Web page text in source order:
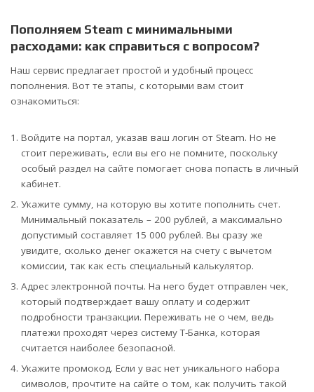
Пополняем Steam с минимальными
расходами: как справиться с вопросом?
Наш сервис предлагает простой и удобный процесс
пополнения. Вот те этапы, с которыми вам стоит
ознакомиться:
Войдите на портал, указав ваш логин от Steam. Но не
стоит переживать, если вы его не помните, поскольку
особый раздел на сайте помогает снова попасть в личный
кабинет.
Укажите сумму, на которую вы хотите пополнить счет.
Минимальный показатель – 200 рублей, а максимально
допустимый составляет 15 000 рублей. Вы сразу же
увидите, сколько денег окажется на счету с вычетом
комиссии, так как есть специальный калькулятор.
Адрес электронной почты. На него будет отправлен чек,
который подтверждает вашу оплату и содержит
подробности транзакции. Переживать не о чем, ведь
платежи проходят через систему Т-Банка, которая
считается наиболее безопасной.
Укажите промокод. Если у вас нет уникального набора
символов, прочтите на сайте о том, как получить такой